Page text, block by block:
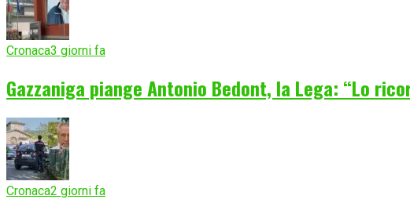
Cronaca3 giorni fa
Gazzaniga piange Antonio Bedont, la Lega: “Lo
Cronaca2 giorni fa